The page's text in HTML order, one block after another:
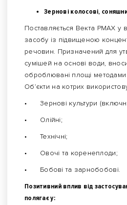
Зернові колосові,
Поставляється Векта PMAX у
засобу із підвищеною
речовин. Призначений для
сумішей на основі води,
оброблювані площі
Об’єкти на котрих
•
Зернові культури
•
Олійні;
•
Технічні;
•
Овочі та коренеплоди;
•
Бобові та зарнобобові.
Позитивний вплив від
полягає у: